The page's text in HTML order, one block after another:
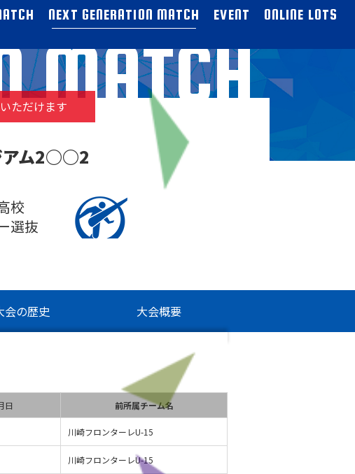
NEXT GENERATION MATCH EVENT ONLINE LOTS
MATCH
ただけます
アム2○○2
校
選抜
会の歴史 大会概要
日 前所属チーム名
川崎フロンターレU-15
川崎フロンターレU-15